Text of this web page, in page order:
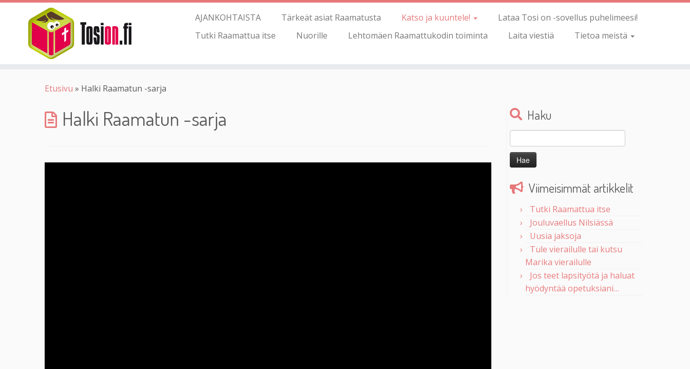
AJANKOHTAISTA Tärkeät asiat Raamatusta Katso ja kuuntele!
Lataa Tosi on -sovellus puhelimeesi!
Tutki Raamattua itse
Nuorille Lehtomäen Raamattukodin toiminta Laita viestiä Tietoa meistä
Etusivu » Halki Raamatun -sarja
Halki Raamatun -sarja Haku
Haku:
Viimeisimmät artikkelit
Tutki Raamattua itse
Jouluvaellus Nilsiässä
Uusia jaksoja
Tule vierailulle tai kutsu
Marika vierailulle
Jos teet lapsityötä ja haluat
hyödyntää opetuksiani…